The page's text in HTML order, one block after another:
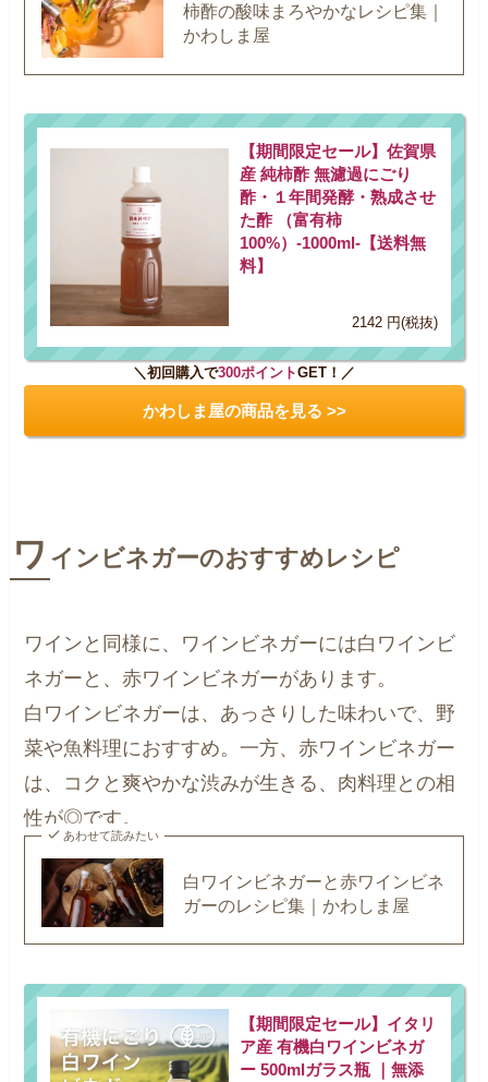
柿酢の酸味まろやかなレシピ集｜
かわしま屋
【期間限定セール】佐賀県
産 純柿酢 無濾過にごり
酢・１年間発酵・熟成させ
た酢 （富有柿
100%）-1000ml-【送料無
料】
2142 円(税抜)
＼初回購入で300ポイントGET！／
かわしま屋の商品を見る >>
ワ インビネガーのおすすめレシピ
ワインと同様に、ワインビネガーには白ワインビ
ネガーと、赤ワインビネガーがあります。
白ワインビネガーは、あっさりした味わいで、野
菜や魚料理におすすめ。一方、赤ワインビネガー
は、コクと爽やかな渋みが生きる、肉料理との相
性が◎です。
あわせて読みたい
白ワインビネガーと赤ワインビネ
ガーのレシピ集｜かわしま屋
【期間限定セール】イタリ
ア産 有機白ワインビネガ
ー 500mlガラス瓶 ｜無添